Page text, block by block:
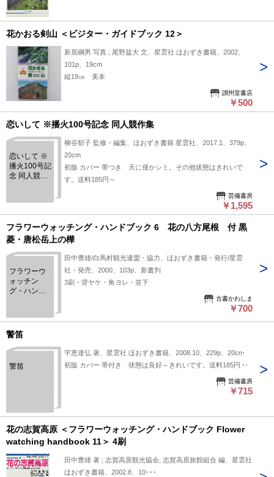
花かおる剣山 ＜ビジター・ガイドブック 12＞
新居綱男 写真 ; 尾野益大 文、星雲社 ほおずき書籍、2002、
101p、19cm
縦19㎝ 美本
讃州堂書店
￥500
恋いして ※播火100号記念 同人競作集
恋いして ※
播火100号記
念 同人競作
柳谷郁子 監修・編集、ほおずき書籍 星雲社、2017.1、379p、
20cm
初版 カバー 帯つき 天に僅かシミ。その他状態はきれいで
す。送料185円～
芸備書房
￥1,595
フラワーウォッチング・ハンドブック 6 花の八方尾根 付 黒
菱・唐松岳上の樺
フラワーウ
ォッチン
グ・ハンド
根 付 黒
菱・唐松岳
上の樺
田中豊雄/白馬村観光連盟・協力、ほおずき書籍・発行/星雲
社・発売、2000、103p、新書判
3刷・背ヤケ・角ヨレ・並下
古書かわしま
￥700
警笛
警笛
宇恵達弘 著、星雲社 ほおずき書籍、2008.10、229p、20cm
初版 カバー 帯付き 状態は良好～きれいです。送料185円～
芸備書房
￥715
花の志賀高原 ＜フラワーウォッチング・ハンドブック Flower
watching handbook 11＞ 4刷
田中豊雄 著 ; 志賀高原観光協会, 志賀高原旅館組合 編、星雲社
ほおずき書籍、2002.8、10･･･